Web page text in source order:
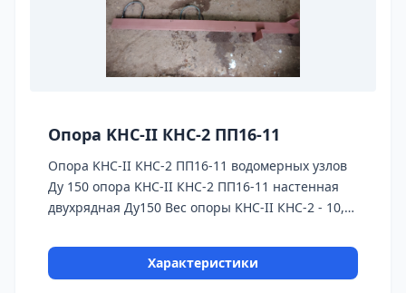
Опора KHC-II КНС-2 ПП16-11
Опора KHC-II КНС-2 ПП16-11 водомерных узлов
Ду 150 опора KHC-II КНС-2 ПП16-11 настенная
двухрядная Ду150 Вес опоры KHC-II КНС-2 - 10,
паспорт качества,сертификаты на
используемые материалы и предоставляется
Характеристики